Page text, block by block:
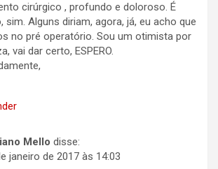
cirúrgico , profundo e doloroso. É
sim. Alguns diriam, agora, já, eu acho que
no pré operatório. Sou um otimista por
vai dar certo, ESPERO.
Mello disse:
janeiro de 2017 às 14:03